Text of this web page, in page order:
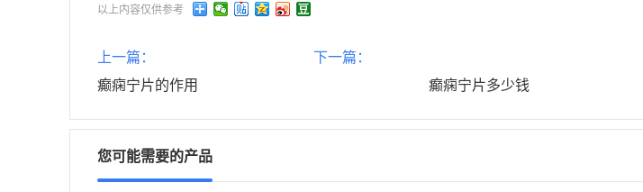
以上内容仅供参考
上一篇：
癫痫宁片的作用
下一篇：
癫痫宁片多少钱
您可能需要的产品